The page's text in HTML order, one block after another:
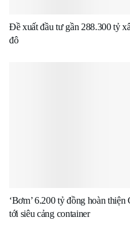
Đề xuất đầu tư gần 288.300 tỷ
đô
‘Bơm’ 6.200 tỷ đồng hoàn
tới siêu cảng container